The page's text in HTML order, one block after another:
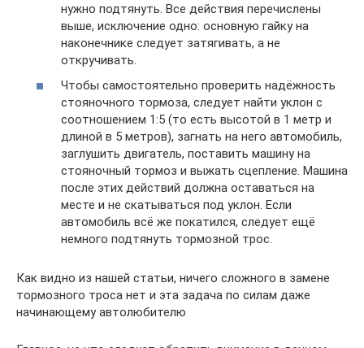
нужно подтянуть. Все действия перечислены
выше, исключение одно: основную гайку на
наконечнике следует затягивать, а не
откручивать.
Чтобы самостоятельно проверить надёжность
стояночного тормоза, следует найти уклон с
соотношением 1:5 (то есть высотой в 1 метр и
длиной в 5 метров), загнать на него автомобиль,
заглушить двигатель, поставить машину на
стояночный тормоз и выжать сцепление. Машина
после этих действий должна оставаться на
месте и не скатываться под уклон. Если
автомобиль всё же покатился, следует ещё
немного подтянуть тормозной трос.
Как видно из нашей статьи, ничего сложного в замене
тормозного троса нет и эта задача по силам даже
начинающему автолюбителю